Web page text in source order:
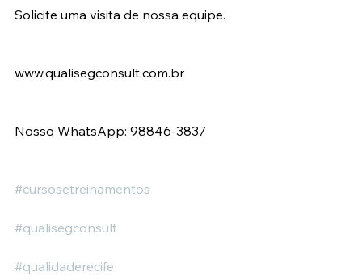
Solicite uma visita de nossa equipe.
www.qualisegconsult.com.br
Nosso WhatsApp: 98846-3837
#cursosetreinamentos
#qualisegconsult
#qualidaderecife